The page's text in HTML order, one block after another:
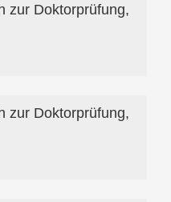
zur Doktorprüfung,
zur Doktorprüfung,